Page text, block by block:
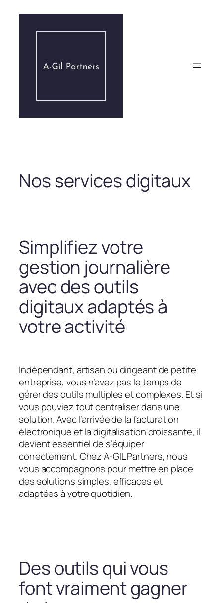
contenu
Nos services digitaux
Simplifiez votre
gestion journalière
avec des outils
digitaux adaptés à
votre activité
Indépendant, artisan ou dirigeant de petite
entreprise, vous n’avez pas le temps de
gérer des outils multiples et complexes. Et si
vous pouviez tout centraliser dans une
solution. Avec l’arrivée de la facturation
électronique et la digitalisation croissante, il
devient essentiel de s’équiper
correctement. Chez A-GIL Partners, nous
vous accompagnons pour mettre en place
des solutions simples, efficaces et
adaptées à votre quotidien.
Des outils qui vous
font vraiment gagner